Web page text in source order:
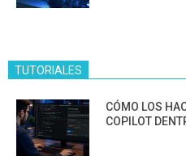
TUTORIALES
CÓMO LOS
COPILOT